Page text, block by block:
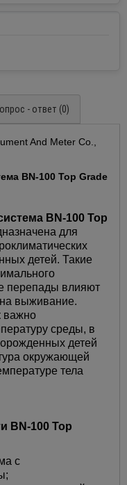
- ответ (0)
And Meter Co.,
BN-100 Top Grade
BN-100 Top
для
детей. Такие
перепады влияют
выживание.
важно
среды, в
детей
окружающей
тела
BN-100 Top
с